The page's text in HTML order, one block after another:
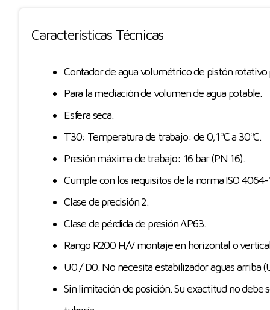
Características Técnicas
Contador de agua volumétrico de pistón
Para la mediación de volumen de agua potable.
Esfera seca.
T30: Temperatura de trabajo: de 0,1ºC a 30ºC.
Presión máxima de trabajo: 16 bar (PN 16).
Cumple con los requisitos de la norma ISO
Clase de precisión 2.
Clase de pérdida de presión ΔP63.
Rango R200 H/V montaje en horizontal o vertical
U0 / D0. No necesita estabilizador aguas arriba
Sin limitación de posición. Su exactitud no debe